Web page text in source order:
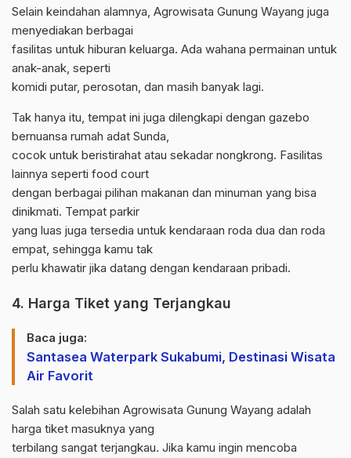
Selain keindahan alamnya, Agrowisata Gunung Wayang juga
menyediakan berbagai
fasilitas untuk hiburan keluarga. Ada wahana permainan untuk
anak-anak, seperti
komidi putar, perosotan, dan masih banyak lagi.
Tak hanya itu, tempat ini juga dilengkapi dengan gazebo
bernuansa rumah adat Sunda,
cocok untuk beristirahat atau sekadar nongkrong. Fasilitas
lainnya seperti food court
dengan berbagai pilihan makanan dan minuman yang bisa
dinikmati. Tempat parkir
yang luas juga tersedia untuk kendaraan roda dua dan roda
empat, sehingga kamu tak
perlu khawatir jika datang dengan kendaraan pribadi.
4. Harga Tiket yang Terjangkau
Baca juga:
Santasea Waterpark Sukabumi, Destinasi Wisata
Air Favorit
Salah satu kelebihan Agrowisata Gunung Wayang adalah
harga tiket masuknya yang
terbilang sangat terjangkau. Jika kamu ingin mencoba